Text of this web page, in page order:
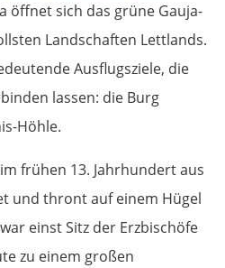
öffnet sich das grüne Gauja-
Landschaften Lettlands.
Ausflugsziele, die
lassen: die Burg
Höhle.
frühen 13. Jahrhundert aus
und thront auf einem Hügel
einst Sitz der Erzbischöfe
zu einem großen